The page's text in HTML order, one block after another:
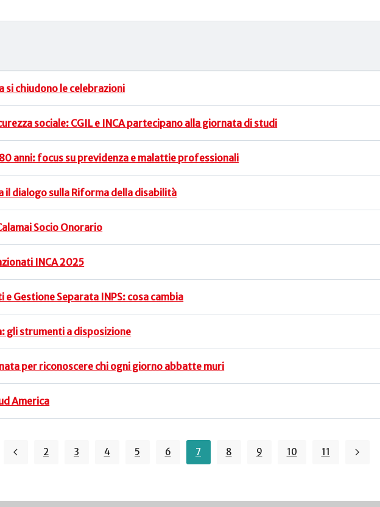
si chiudono le celebrazioni
sociale: CGIL e INCA partecipano alla giornata di studi
anni: focus su previdenza e malattie professionali
il dialogo sulla Riforma della disabilità
Socio Onorario
INCA 2025
Gestione Separata INPS: cosa cambia
gli strumenti a disposizione
per riconoscere chi ogni giorno abbatte muri
America
2 3 4 5 6 7 8 9 10 11